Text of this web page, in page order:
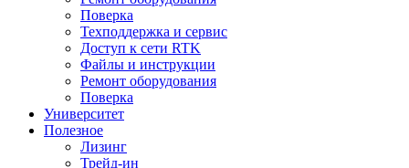
Поверка
Техподдержка и сервис
Доступ к сети RTK
Файлы и инструкции
Ремонт оборудования
Поверка
Университет
Полезное
Лизинг
Трейд-ин